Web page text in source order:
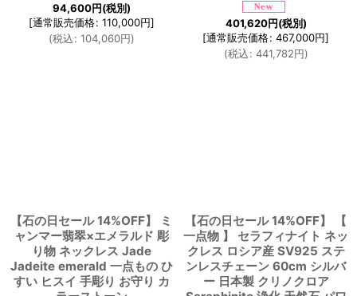
94,600円(税別)
[通常販売価格: 110,000円]
(税込: 104,060円)
401,620円(税別)
[通常販売価格: 467,000円]
(税込: 441,782円)
【石の日セール 14%OFF】 ミ
ャンマー翡翠×エメラルド 彫
り物 ネックレス Jade
Jadeite emerald 一点もの ひ
すい ヒスイ 手彫り お守り カ
【石の日セール 14%OFF】 【
一点物 】 セラフィナイト ネッ
クレス ロシア産 SV925 ステ
ンレスチェーン 60cm シルバ
ー 日本製 クリノクロア